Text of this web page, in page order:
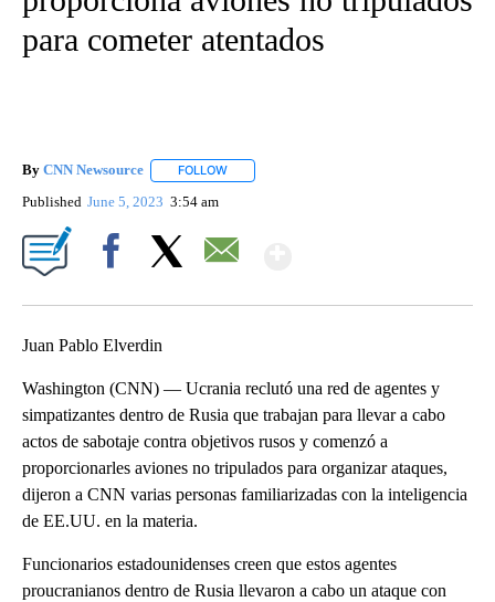
para cometer atentados
By CNN Newsource FOLLOW
Published June 5, 2023 3:54 am
Juan Pablo Elverdin
Washington (CNN) — Ucrania reclutó una red de agentes y
simpatizantes dentro de Rusia que trabajan para llevar a cabo
actos de sabotaje contra objetivos rusos y comenzó a
proporcionarles aviones no tripulados para organizar ataques,
dijeron a CNN varias personas familiarizadas con la inteligencia
de EE.UU. en la materia.
Funcionarios estadounidenses creen que estos agentes
proucranianos dentro de Rusia llevaron a cabo un ataque con